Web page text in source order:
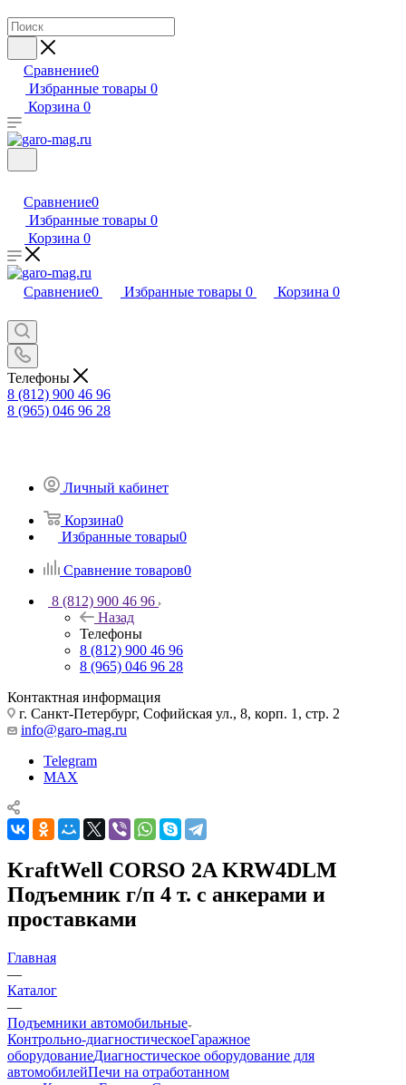
Сравнение0
Избранные товары 0
Корзина 0
Сравнение0
Избранные товары 0
Корзина 0
Сравнение0 Избранные товары 0 Корзина 0
Телефоны
8 (812) 900 46 96
8 (965) 046 96 28
Личный кабинет
Корзина0
Избранные товары0
Сравнение товаров0
8 (812) 900 46 96
Назад
Телефоны
8 (812) 900 46 96
8 (965) 046 96 28
Контактная информация
г. Санкт-Петербург, Софийская ул., 8, корп. 1, стр. 2
info@garo-mag.ru
Telegram
MAX
KraftWell CORSO 2A KRW4DLM
Подъемник г/п 4 т. с анкерами и
проставками
Главная
—
Каталог
—
Подъемники автомобильные
Контрольно-диагностическоеГаражное
оборудованиеДиагностическое оборудование для
автомобилейПечи на отработанном